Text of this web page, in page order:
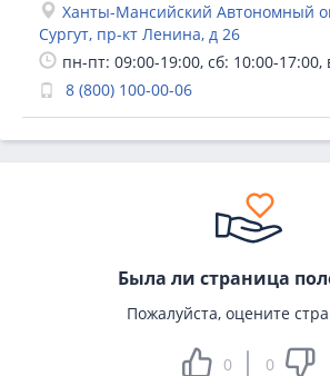
Ханты-Мансийский Автономный
Сургут, пр-кт Ленина, д 26
пн-пт: 09:00-19:00, сб: 10:00-17:00,
8 (800) 100-00-06
Была ли страница
Пожалуйста, оцените
0 0